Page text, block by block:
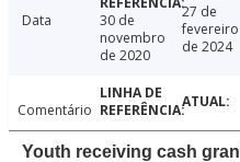
Data
30 de
novembro
de 2020
27 de
fevereiro
de 2024
Comentário
Youth receiving cash